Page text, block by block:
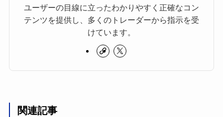
ユーザーの目線に立ったわかりやすく正確なコン
テンツを提供し、多くのトレーダーから指示を受
けています。
関連記事